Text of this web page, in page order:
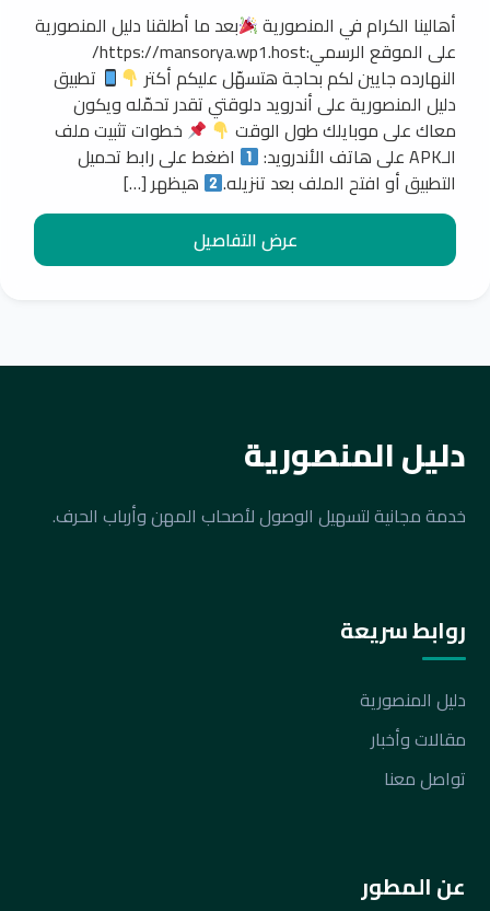
أهالينا الكرام في المنصورية
بعد ما أطلقنا دليل المنصورية
على الموقع الرسمي:https://mansorya.wp1.host/
النهارده جايين لكم بحاجة هتسهّل عليكم أكتر
تطبيق
دليل المنصورية على أندرويد دلوقتي تقدر تحمّله ويكون
معاك على موبايلك طول الوقت
خطوات تثبيت ملف
الـAPK على هاتف الأندرويد:
اضغط على رابط تحميل
التطبيق أو افتح الملف بعد تنزيله.
هيظهر […]
عرض التفاصيل
دليل المنصورية
خدمة مجانية لتسهيل الوصول لأصحاب المهن وأرباب الحرف.
روابط سريعة
دليل المنصورية
مقالات وأخبار
تواصل معنا
عن المطور